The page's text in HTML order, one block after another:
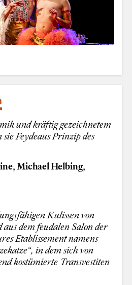
und kräftig gezeichnetem
Feydeaus Prinzip des
Michael Helbing,
Kulissen von
dem feudalen Salon der
Etablissement namens
in dem sich von
kostümierte Transvestiten